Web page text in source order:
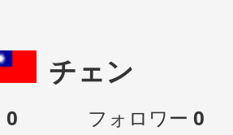
チェン
0 フォロワー 0